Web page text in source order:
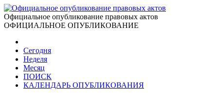
Официальное опубликование правовых актов
ОФИЦИАЛЬНОЕ ОПУБЛИКОВАНИЕ
Сегодня
Неделя
Месяц
ПОИСК
КАЛЕНДАРЬ ОПУБЛИКОВАНИЯ